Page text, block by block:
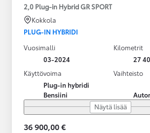
2,0 Plug-in Hybrid GR SPORT
Kokkola
PLUG-IN HYBRIDI
Vuosimalli
03-2024
Kilometrit
27
Käyttövoima
Plug-in hybridi
Bensiini
Vaihteisto
Näytä lisää
36 900,00 €